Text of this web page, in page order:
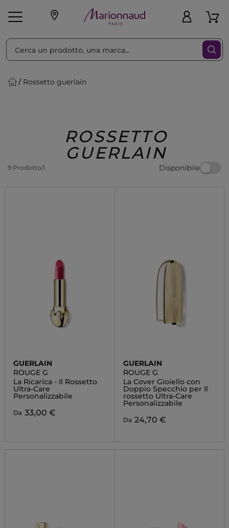
Make-up Profumi
Regalo
Rossetto guerlain
ROSSETTO
GUERLAIN
9 Prodotto/i Disponibile
Ordina per Filtra
GUERLAIN
ROUGE G
La Ricarica - Il Rossetto
Ultra-Care
Personalizzabile
Da 33,00 €
GUERLAIN
ROUGE G
La Cover Gioiello con
Doppio Specchio per Il
rossetto Ultra-Care
Personalizzabile
Da 24,70 €